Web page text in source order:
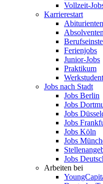
Vollzeit-
Karrierestart
Ferienjobs
Junior-Jobs
Praktikum
Werkstudent
Jobs nach Stadt
Jobs Berlin
Jobs
Jobs
Jobs
Jobs Köln
Jobs
Jobs
Arbeiten bei